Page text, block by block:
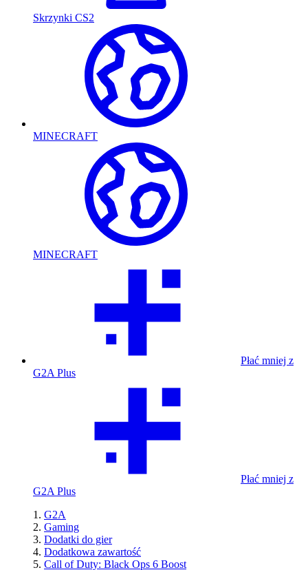
Skrzynki CS2
MINECRAFT
MINECRAFT
Płać mniej z
G2A Plus
Płać mniej z
G2A Plus
G2A
Gaming
Dodatki do gier
Dodatkowa zawartość
Call of Duty: Black Ops 6 Boost